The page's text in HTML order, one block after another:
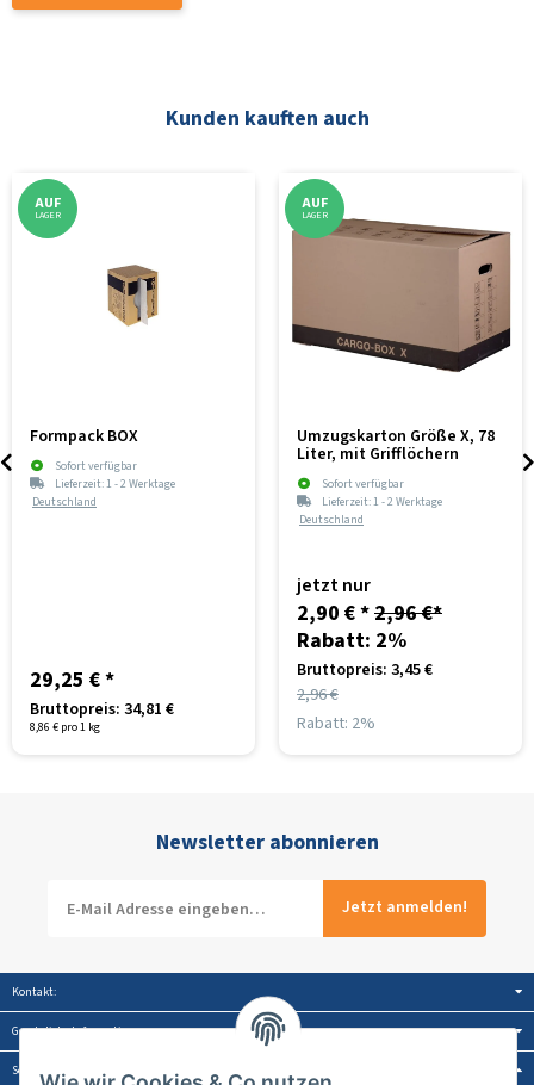
Kunden kauften auch
AUF
LAGER
Formpack BOX
Sofort verfügbar
Lieferzeit:1 - 2 Werktage
Deutschland
29,25 €*
Bruttopreis: 34,81 €
8,86 € pro 1 kg
AUF
LAGER
Umzugskarton Größe X, 78
Liter, mit Grifflöchern
Sofort verfügbar
Lieferzeit:1 - 2 Werktage
Deutschland
jetzt nur
2,90 €*2,96 €*
Rabatt: 2%
Bruttopreis: 3,45 €
2,96 €
Rabatt: 2%
Newsletter abonnieren
Jetzt anmelden!
Kontakt:
Gesetzliche Informationen:
Service: